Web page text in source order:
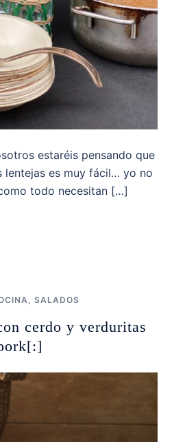
estaréis pensando que
lentejas es muy fácil… yo no
todo necesitan […]
, SALADOS
cerdo y verduritas